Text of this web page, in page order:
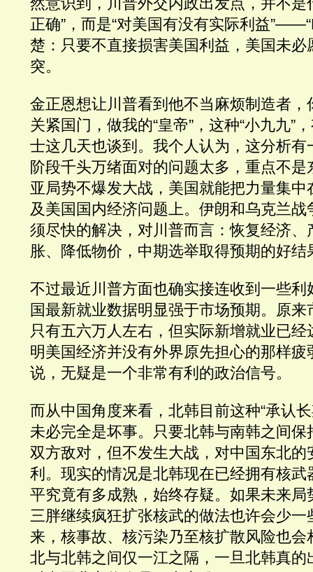
正确”，而是“对美国有没有实际利益
楚：只要不直接损害美国利益，美国未必
突。
金正恩想让川普看到他不当麻烦制造者，
关紧国门，做我的“皇帝”，这种“小九九”
士这几天也谈到。我个人认为，这分析有
阶段千头万绪面对的问题太多，重点不是
亚局势不爆发大战，美国就能把力量集中
及美国国内经济问题上。伊朗和乌克兰战
须尽快的解决，对川普而言：恢复经济、
胀、降低物价，中期选举取得预期的好结
不过最近川普方面也确实接连收到一些利
国最新就业数据明显强于市场预期。原
只有五六万人左右，但实际新增就业已经
明美国经济并没有外界原先担心的那样疲
说，无疑是一个非常有利的政治信号。
而从中国角度来看，北韩目前这种“承认
未必完全是坏事。只要北韩与南韩之间保
双方敌对，但不发生大战，对中国东北的
利。现实的情况是北韩现在已经拥有核武
平究竟有多成熟，始终存疑。如果未来局
三胖继续疯狂扩张核武的做法也许会少一
来，核事故、核污染乃至核扩散风险也会
北与北韩之间仅一江之隔，一旦北韩真的